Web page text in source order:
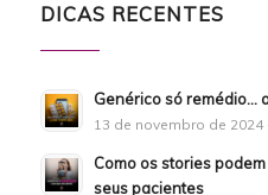
DICAS RECENTES
Genérico só remédio…
13 de novembro de 2024
Como os stories
seus pacientes